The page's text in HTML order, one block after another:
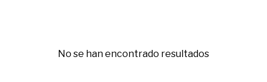
No se han encontrado resultados